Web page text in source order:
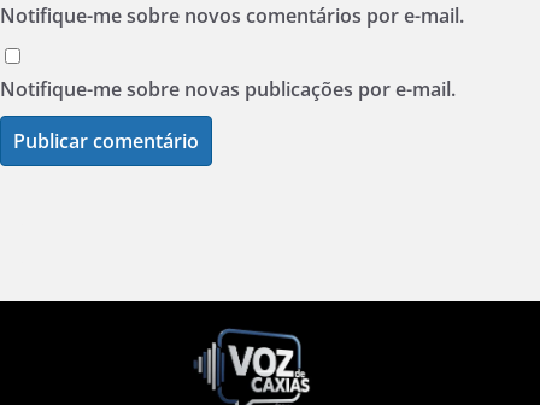
Notifique-me sobre novos comentários por e-mail.
Notifique-me sobre novas publicações por e-mail.